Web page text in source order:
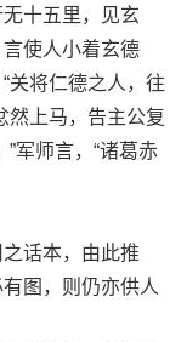
十五里，见玄
使人小着玄德
关将仁德之人，往
然上马，告主公复
军师言，“诸葛赤
话本，由此推
图，则仍亦供人